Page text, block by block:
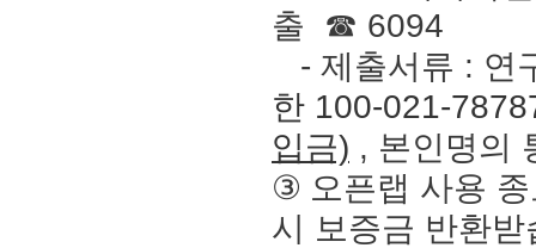
출
☎ 6094
- 제출서류 : 연
한 100-021-
입금) , 본인명의
③ 오픈랩 사용
시 보증금 반환받